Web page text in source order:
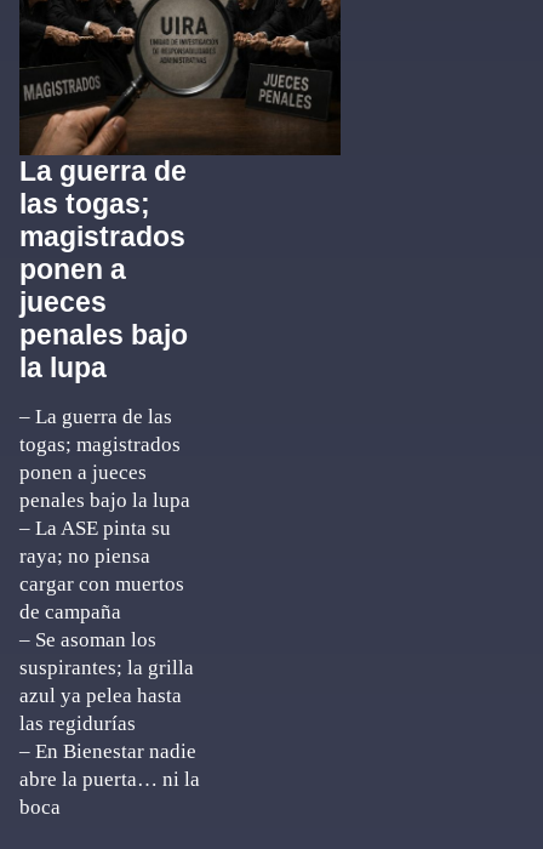
La guerra de
las togas;
magistrados
ponen a
jueces
penales bajo
la lupa
– La guerra de las
togas; magistrados
ponen a jueces
penales bajo la lupa
– La ASE pinta su
raya; no piensa
cargar con muertos
de campaña
– Se asoman los
suspirantes; la grilla
azul ya pelea hasta
las regidurías
– En Bienestar nadie
abre la puerta… ni la
boca